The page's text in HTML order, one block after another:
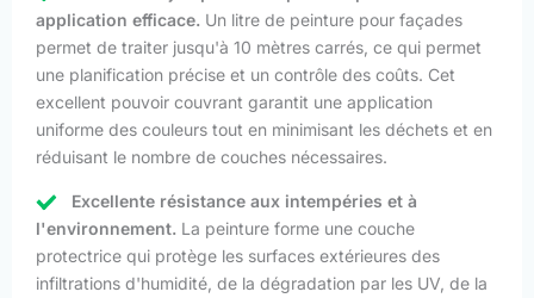
application efficace. Un litre de peinture pour façades
permet de traiter jusqu'à 10 mètres carrés, ce qui permet
une planification précise et un contrôle des coûts. Cet
excellent pouvoir couvrant garantit une application
uniforme des couleurs tout en minimisant les déchets et en
réduisant le nombre de couches nécessaires.
Excellente résistance aux intempéries et à
l'environnement. La peinture forme une couche
protectrice qui protège les surfaces extérieures des
infiltrations d'humidité, de la dégradation par les UV, de la